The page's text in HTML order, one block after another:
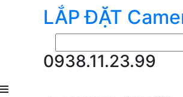
LẮP ĐẶT
0938.11.23.99